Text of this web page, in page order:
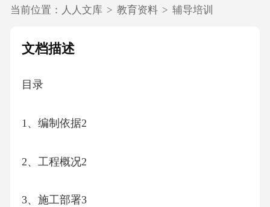
当前位置： 人人文库 > 教育资料 > 辅导培训
文档描述
目录
1、编制依据2
2、工程概况2
3、施工部署3